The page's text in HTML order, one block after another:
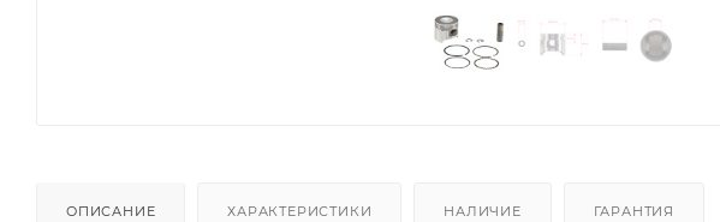
ОПИСАНИЕ ХАРАКТЕРИСТИКИ НАЛИЧИЕ ГАРАНТИЯ